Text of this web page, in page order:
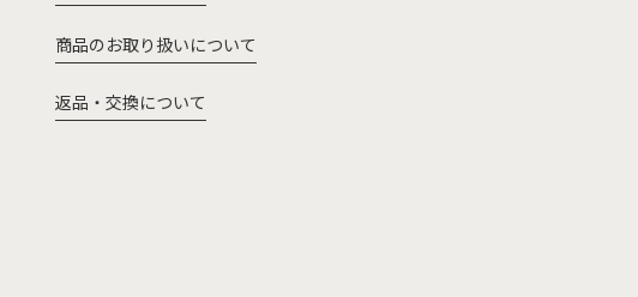
商品のお取り扱いについて
返品・交換について